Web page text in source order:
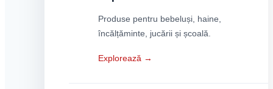
Produse pentru bebeluși, haine,
încălțăminte, jucării și școală.
Explorează →